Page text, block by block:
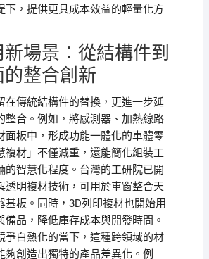
下，提供更具成本效益的輕量化方
場景：從結構件到
整合創新
在傳統結構件的替換，更進一步延
整合。例如，將感測器、加熱線路
面板中，形成功能一體化的車體零
複材」不僅減重，還能簡化組裝工
的智慧化程度。台灣的工研院已開
透明複材技術，可用於車窗整合天
基板。同時，3D列印複材也開始用
備品，降低庫存成本與開發時間。
爭白熱化的當下，這種跨領域的材
夠創造出獨特的產品差異化。例